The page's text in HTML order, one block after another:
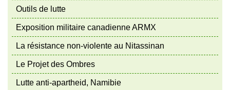
Outils de lutte
Exposition militaire canadienne ARMX
La résistance non-violente au Nitassinan
Le Projet des Ombres
Lutte anti-apartheid, Namibie